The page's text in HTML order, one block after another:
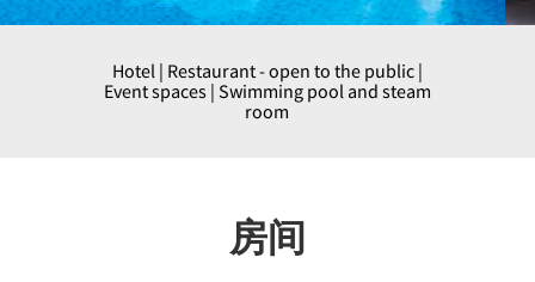
Hotel | Restaurant - open to the public |
Event spaces | Swimming pool and steam
room
房间